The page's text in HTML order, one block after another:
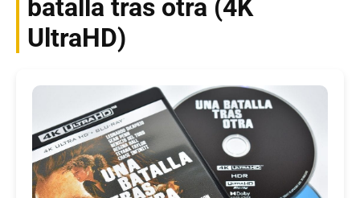
batalla tras otra (4K
UltraHD)